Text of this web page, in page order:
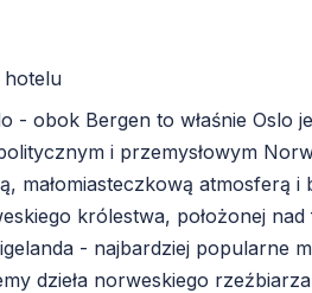
hotelu
- obok Bergen to właśnie Oslo
i przemysłowym
małomiasteczkową atmosferą i
królestwa, położonej nad
- najbardziej popularne
dzieła norweskiego